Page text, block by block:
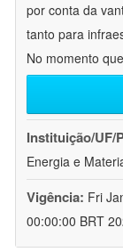
por conta da
tanto para
No momento
Instituição/UF/
Energia e
Vigência: Fri
00:00:00 BRT